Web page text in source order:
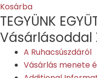
Kosárba
TEGYÜNK
Vásárlásoddal
A Ruhacsúszdáról
Vásárlás menete